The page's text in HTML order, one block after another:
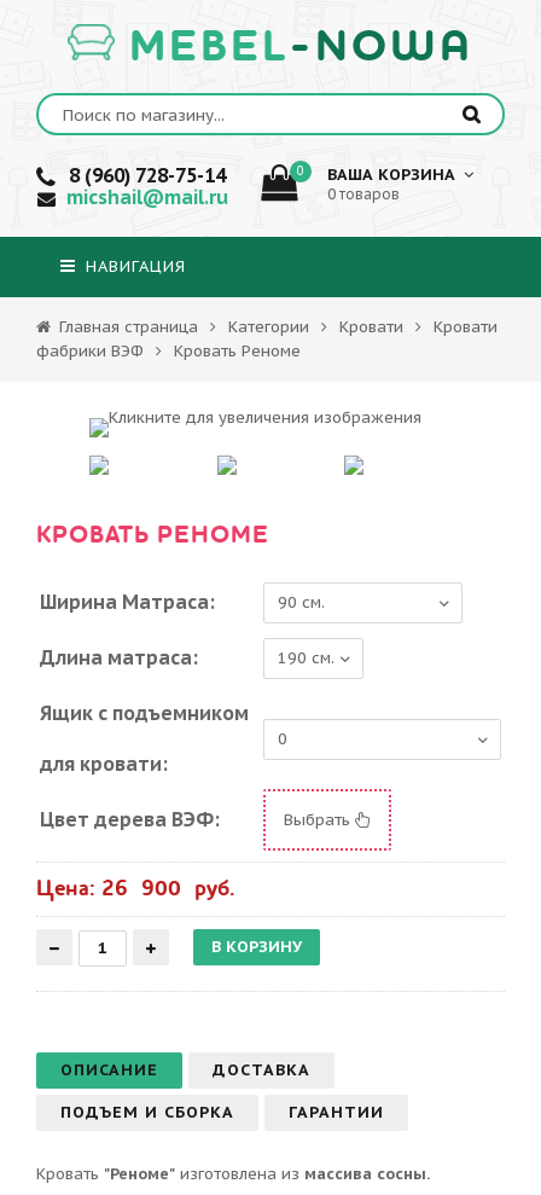
MEBEL-NOWA
8 (960) 728-75-14
micshail@mail.ru
0 ВАША КОРЗИНА
0 товаров
НАВИГАЦИЯ
Главная страница Категории Кровати
Кровати
фабрики ВЭФ
Кровать Реноме
КРОВАТЬ РЕНОМЕ
Ширина Матраса:
Длина матраса:
Ящик с подъемником
для кровати:
Цвет дерева ВЭФ: Выбрать
Цена: 26 900 руб.
ОПИСАНИЕ ДОСТАВКА
ПОДЪЕМ И СБОРКА ГАРАНТИИ
Кровать "Реноме" изготовлена из массива сосны.